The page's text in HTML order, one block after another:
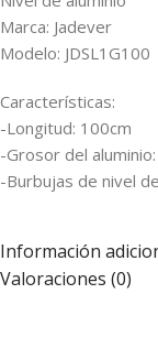
Marca: Jadever
Modelo: JDSL1G100
Características:
-Longitud: 100cm
-Grosor del
-Burbujas de nivel
Información
Valoraciones (0)